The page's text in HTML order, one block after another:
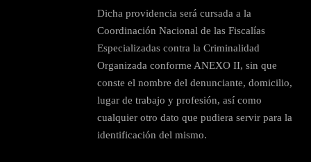
Dicha providencia será cursada a la
Coordinación Nacional de las Fiscalías
Especializadas contra la Criminalidad
Organizada conforme ANEXO II, sin que
conste el nombre del denunciante, domicilio,
lugar de trabajo y profesión, así como
cualquier otro dato que pudiera servir para la
identificación del mismo.